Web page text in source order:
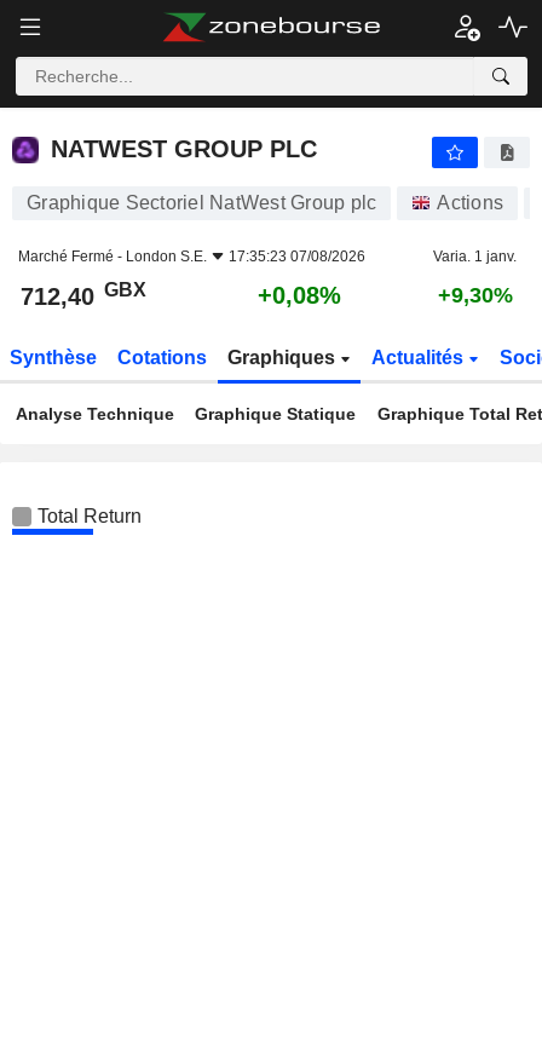
NATWEST GROUP PLC
NATWEST GROUP PLC
Graphique Sectoriel NatWest Group plc Actions
Marché Fermé - London S.E. 17:35:23 07/08/2026 Varia. 1 janv.
712,40 GBX +0,08% +9,30%
Synthèse Cotations Graphiques Actualités
Analyse Technique Graphique Statique Graphique Total
Total Return